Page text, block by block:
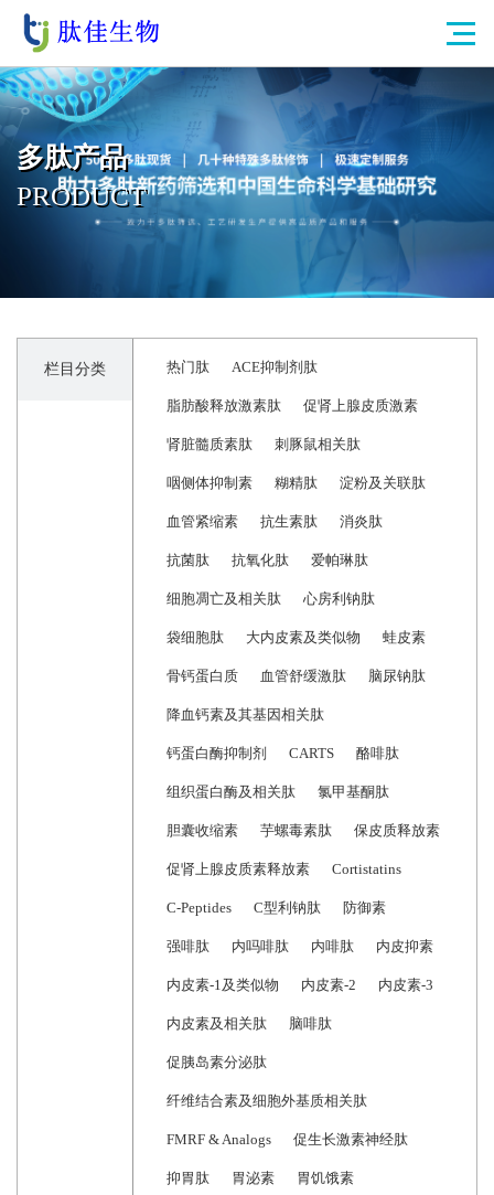
多肽产品
PRODUCT
栏目分类 热门肽 ACE抑制剂肽
脂肪酸释放激素肽 促肾上腺皮质激素
肾脏髓质素肽 刺豚鼠相关肽
咽侧体抑制素 糊精肽 淀粉及关联肽
血管紧缩素 抗生素肽 消炎肽
抗菌肽 抗氧化肽 爱帕琳肽
细胞凋亡及相关肽 心房利钠肽
袋细胞肽 大内皮素及类似物 蛙皮素
骨钙蛋白质 血管舒缓激肽 脑尿钠肽
降血钙素及其基因相关肽
钙蛋白酶抑制剂 CARTS 酪啡肽
组织蛋白酶及相关肽 氯甲基酮肽
胆囊收缩素 芋螺毒素肽 保皮质释放素
促肾上腺皮质素释放素 Cortistatins
C-Peptides C型利钠肽 防御素
强啡肽 内吗啡肽 内啡肽 内皮抑素
内皮素-1及类似物 内皮素-2 内皮素-3
内皮素及相关肽 脑啡肽
促胰岛素分泌肽
纤维结合素及细胞外基质相关肽
FMRF & Analogs 促生长激素神经肽
抑胃肽 胃泌素 胃饥饿素